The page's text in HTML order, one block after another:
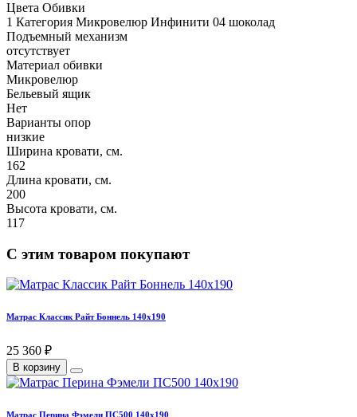
Цвета Обивки
1 Категория Микровелюр Инфинити 04 шоколад
Подъемный механизм
отсутствует
Материал обивки
Микровелюр
Бельевый ящик
Нет
Варианты опор
низкие
Ширина кровати, см.
162
Длина кровати, см.
200
Высота кровати, см.
117
С этим товаром покупают
Матрас Классик Райт Боннель 140х190
25 360 ₽
В корзину
Матрас Перина Фэмели ПС500 140х190